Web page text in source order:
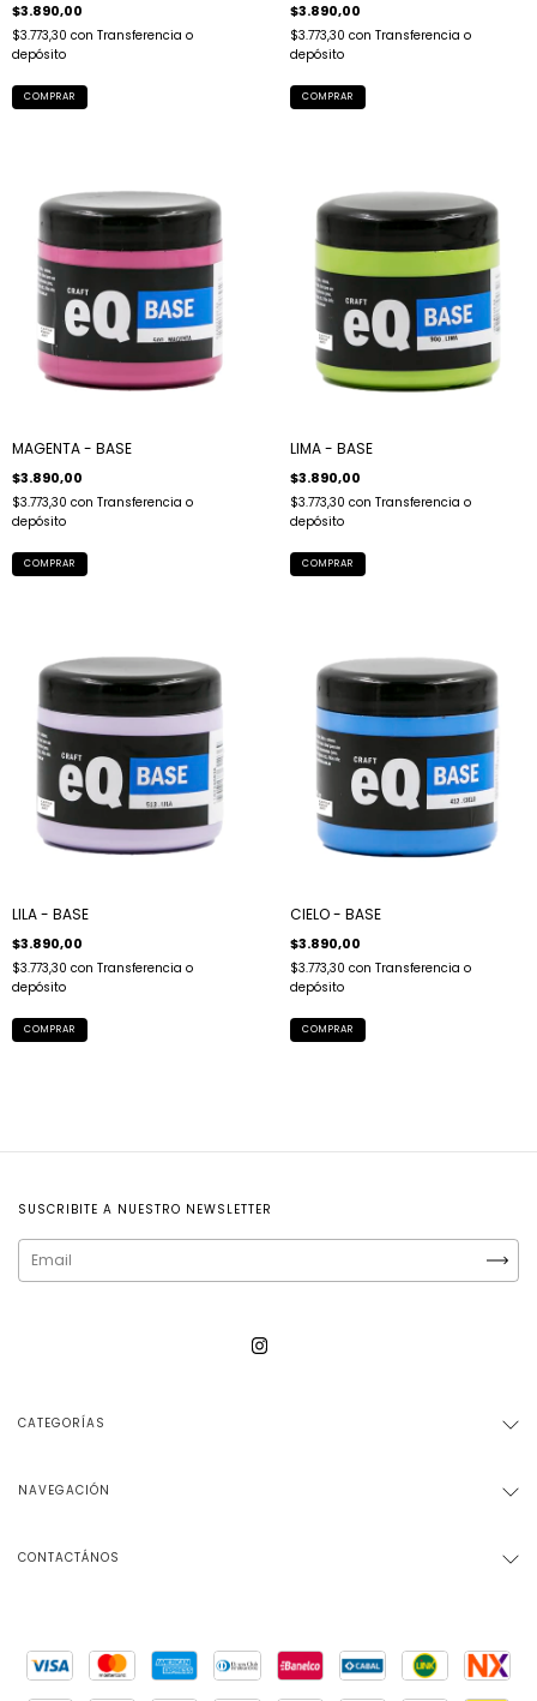
$3.890,00
$3.773,30 con Transferencia o
depósito
$3.890,00
$3.773,30 con Transferencia o
depósito
MAGENTA - BASE
$3.890,00
$3.773,30 con Transferencia o
depósito
LIMA - BASE
$3.890,00
$3.773,30 con Transferencia o
depósito
LILA - BASE
$3.890,00
$3.773,30 con Transferencia o
depósito
CIELO - BASE
$3.890,00
$3.773,30 con Transferencia o
depósito
SUSCRIBITE A NUESTRO NEWSLETTER
CATEGORÍAS
NAVEGACIÓN
CONTACTÁNOS